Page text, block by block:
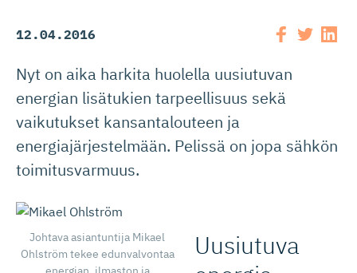
12.04.2016
Nyt on aika harkita huolella uusiutuvan
energian lisätukien tarpeellisuus sekä
vaikutukset kansantalouteen ja
energiajärjestelmään. Pelissä on jopa sähkön
toimitusvarmuus.
Johtava asiantuntija Mikael
Ohlström tekee edunvalvontaa
Uusiutuva